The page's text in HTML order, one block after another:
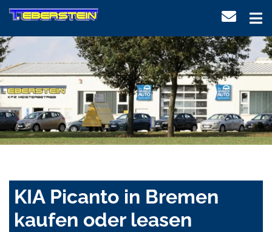
KIA Picanto in Bremen
kaufen oder leasen